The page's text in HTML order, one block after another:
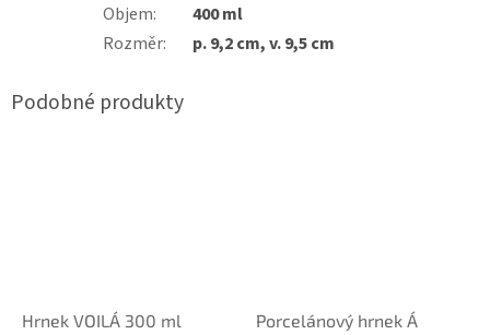
Objem:
400 ml
Rozměr: p. 9,2 cm, v. 9,5 cm
Hrnek VOILÁ 300 ml
Porcelánový hrnek Á